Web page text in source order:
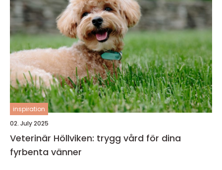
inspiration
02. July 2025
Veterinär Höllviken: trygg vård för dina
fyrbenta vänner